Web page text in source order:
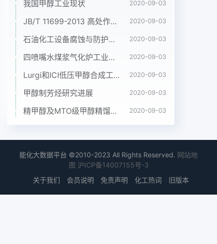
严格制定工艺指标。要求回收塔塔顶温度<力中国煤
化工冷凝,冷凝下来的80c,回收塔回流槽浓度>8%方
可果出,以减少进甲叫CNMHG到40℃后进常压收稿
日期:2006-04-102006年第8期内蒙古石油化工97
论优化设计与工程建设项目投资控制王文凤,李磊,郑
杰(呼和浩特石化公司设计所)关键词:优化设计;项目
程。有的控制。下面就如何通过优化设计来有效控制
投即项目决策阶段、项目设计阶段、项目实施阶段和
竣资,从以下两方面进行阐述。工阶段都关系到建设
项目的投资控制。统计资料显1优化设计对建设投资
的影响示,在项目决策阶段及设计阶段,影响建设项目
造价工程设计是建设项目进行全面规划和具体描述的
我国甲醇工业现状 2020-09-03
JB/T 11699-2013 高处作业吊篮安装、拆卸、使用技术规程 2020-09-03
石油化工设备腐蚀与防护参考书十本免费下载，绝版珍藏 2020-09-03
四喷嘴水煤浆气化炉工业应用情况简介 2020-09-03
Lurgi和ICI低压甲醇合成工艺比较 2020-09-03
甲醇制芳烃研究进展 2020-09-03
精甲醇及MTO级甲醇精馏工艺技术进展 2020-09-03
能化大数据平台 ©2010-2023 All Rights Reserved. 网站地
图 沪ICP备14007155号-3
关于我们
会员说明 免责声明 化工热词 旧版本